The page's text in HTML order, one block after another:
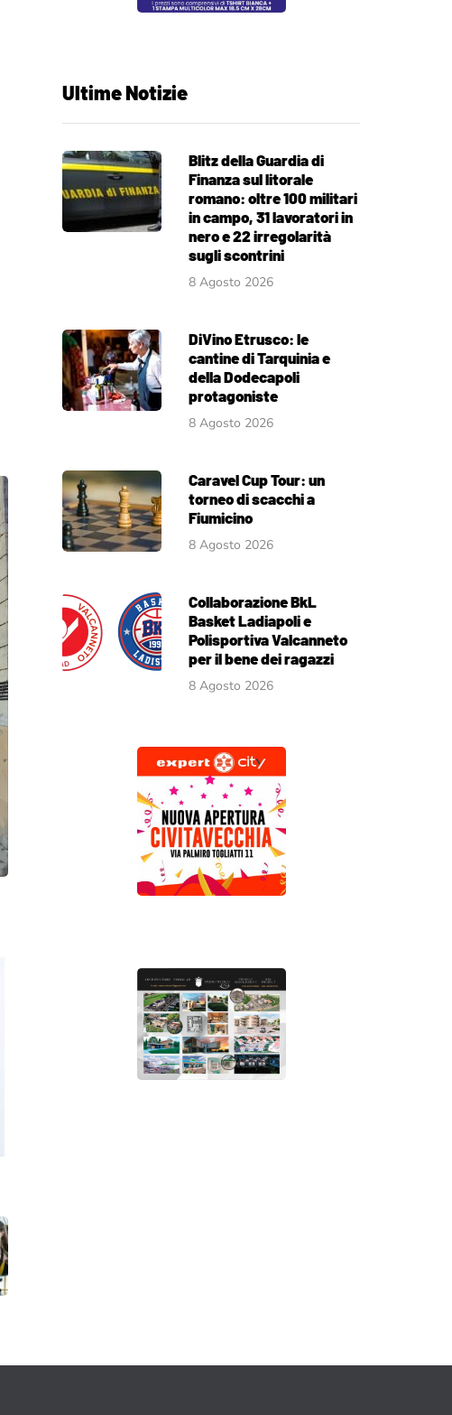
Ultime Notizie
Blitz della Guardia di
Finanza sul litorale
romano: oltre 100 militari
in campo, 31 lavoratori in
nero e 22 irregolarità
sugli scontrini
8 Agosto 2026
DiVino Etrusco: le
cantine di Tarquinia e
della Dodecapoli
protagoniste
8 Agosto 2026
Caravel Cup Tour: un
torneo di scacchi a
Fiumicino
8 Agosto 2026
Collaborazione BkL
Basket Ladiapoli e
Polisportiva Valcanneto
per il bene dei ragazzi
8 Agosto 2026